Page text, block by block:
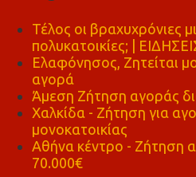
Τέλος οι βραχυχρόνιες
πολυκατοικίες; |
Ελαφόνησος, Ζητείται
αγορά
Άμεση Ζήτηση αγοράς
Χαλκίδα - Ζήτηση για
μονοκατοικίας
Αθήνα κέντρο - Ζήτηση
70.000€